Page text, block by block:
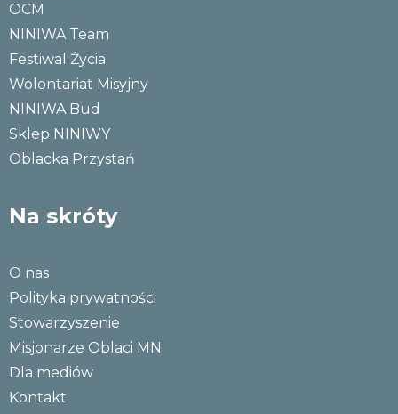
OCM
NINIWA Team
Festiwal Życia
Wolontariat Misyjny
NINIWA Bud
Sklep NINIWY
Oblacka Przystań
Na skróty
O nas
Polityka prywatności
Stowarzyszenie
Misjonarze Oblaci MN
Dla mediów
Kontakt